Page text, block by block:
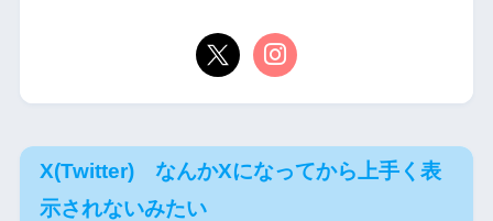
X(Twitter) なんかXになってから上手く表
示されないみたい